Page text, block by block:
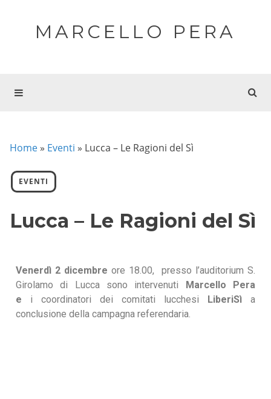
MARCELLO PERA
Home » Eventi » Lucca – Le Ragioni del Sì
EVENTI
Lucca – Le Ragioni del Sì
Venerdì 2 dicembre ore 18.00, presso l’auditorium S.
Girolamo di Lucca sono intervenuti Marcello Pera
e i coordinatori dei comitati lucchesi LiberiSì a
conclusione della campagna referendaria.